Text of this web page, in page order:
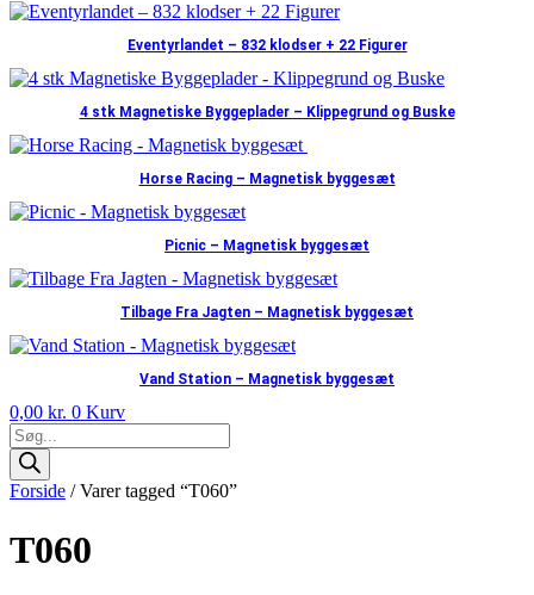
Eventyrlandet – 832 klodser + 22 Figurer
4 stk Magnetiske Byggeplader – Klippegrund og Buske
Horse Racing – Magnetisk byggesæt
Picnic – Magnetisk byggesæt
Tilbage Fra Jagten – Magnetisk byggesæt
Vand Station – Magnetisk byggesæt
0,00 kr. 0 Kurv
Products
search
Forside / Varer tagged “T060”
T060